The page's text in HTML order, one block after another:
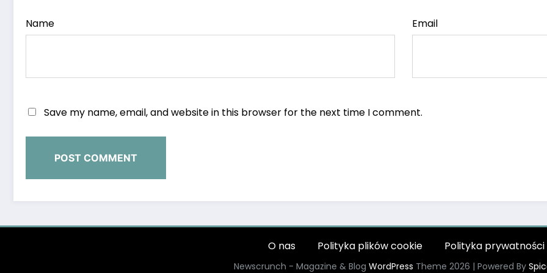
Name Email
Save my name, email, and website in this browser for the next time I comment.
O nas Polityka plików cookie Polityka prywatności
Newscrunch - Magazine & Blog WordPress Theme 2026 | Powered By